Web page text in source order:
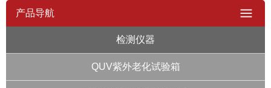
产品导航
检测仪器
QUV紫外老化试验箱